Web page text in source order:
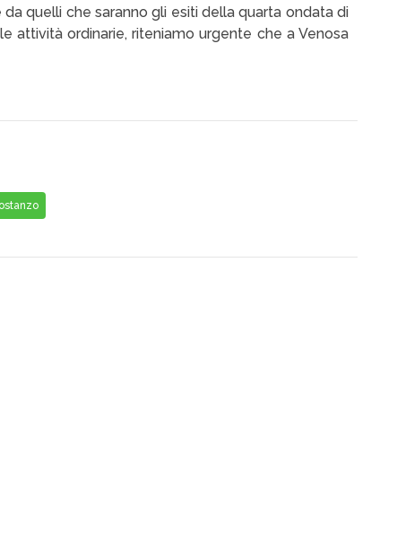
quelli che saranno gli esiti della quarta ondata di
attività ordinarie, riteniamo urgente che a Venosa